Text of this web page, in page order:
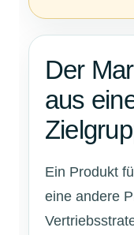
Der
aus
Ein Produkt
eine andere